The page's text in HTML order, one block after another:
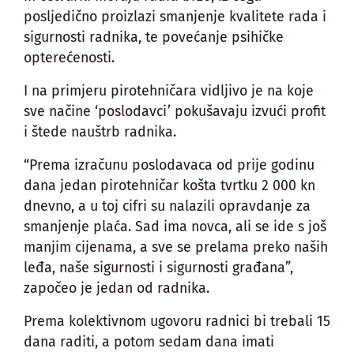
posljedično proizlazi smanjenje kvalitete rada i
sigurnosti radnika, te povećanje psihičke
opterećenosti.
I na primjeru pirotehničara vidljivo je na koje
sve načine ‘poslodavci’ pokušavaju izvući profit
i štede nauštrb radnika.
“Prema izračunu poslodavaca od prije godinu
dana jedan pirotehničar košta tvrtku 2 000 kn
dnevno, a u toj cifri su nalazili opravdanje za
smanjenje plaća. Sad ima novca, ali se ide s još
manjim cijenama, a sve se prelama preko naših
leđa, naše sigurnosti i sigurnosti građana”,
započeo je jedan od radnika.
Prema kolektivnom ugovoru radnici bi trebali 15
dana raditi, a potom sedam dana imati